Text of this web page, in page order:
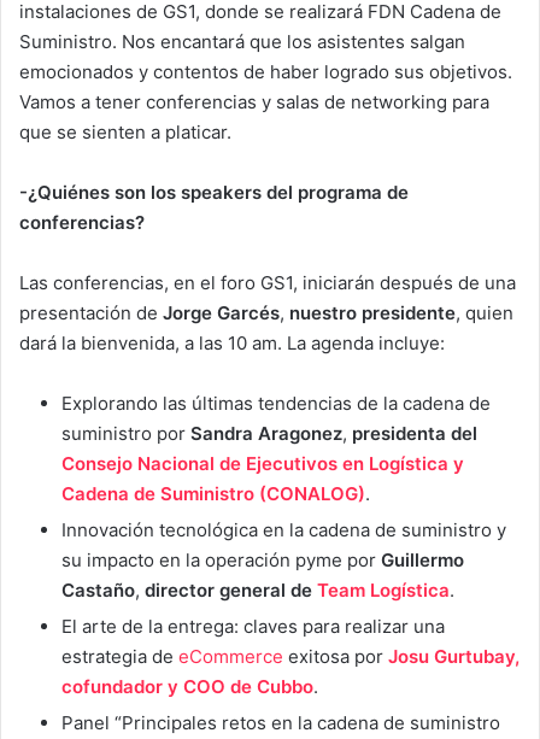
instalaciones de GS1, donde se realizará FDN Cadena de
Suministro. Nos encantará que los asistentes salgan
emocionados y contentos de haber logrado sus objetivos.
Vamos a tener conferencias y salas de networking para
que se sienten a platicar.
-¿Quiénes son los speakers del programa de
conferencias?
Las conferencias, en el foro GS1, iniciarán después de una
presentación de Jorge Garcés, nuestro presidente, quien
dará la bienvenida, a las 10 am. La agenda incluye:
Explorando las últimas tendencias de la cadena de
suministro por Sandra Aragonez, presidenta del
Consejo Nacional de Ejecutivos en Logística y
Cadena de Suministro (CONALOG).
Innovación tecnológica en la cadena de suministro y
su impacto en la operación pyme por Guillermo
Castaño, director general de Team Logística.
El arte de la entrega: claves para realizar una
estrategia de eCommerce exitosa por Josu Gurtubay,
cofundador y COO de Cubbo.
Panel “Principales retos en la cadena de suministro